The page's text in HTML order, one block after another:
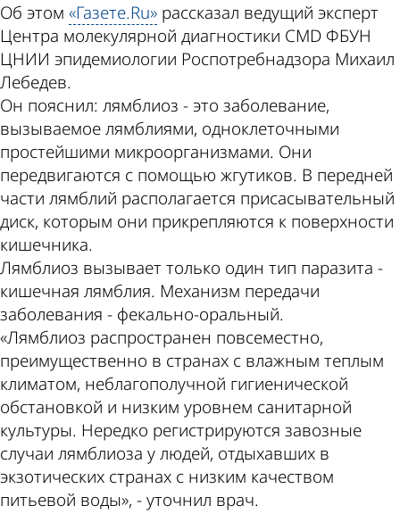
Об этом «Газете.Ru» рассказал ведущий эксперт
Центра молекулярной диагностики CMD ФБУН
ЦНИИ эпидемиологии Роспотребнадзора Михаил
Лебедев.
Он пояснил: лямблиоз - это заболевание,
вызываемое лямблиями, одноклеточными
простейшими микроорганизмами. Они
передвигаются с помощью жгутиков. В передней
части лямблий располагается присасывательный
диск, которым они прикрепляются к поверхности
кишечника.
Лямблиоз вызывает только один тип паразита -
кишечная лямблия. Механизм передачи
заболевания - фекально-оральный.
«Лямблиоз распространен повсеместно,
преимущественно в странах с влажным теплым
климатом, неблагополучной гигиенической
обстановкой и низким уровнем санитарной
культуры. Нередко регистрируются завозные
случаи лямблиоза у людей, отдыхавших в
экзотических странах с низким качеством
питьевой воды», - уточнил врач.